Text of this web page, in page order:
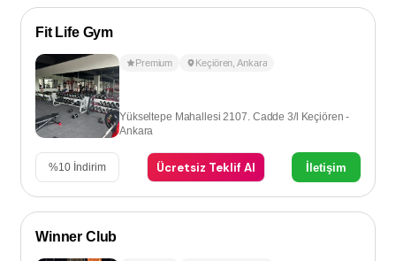
Fit Life Gym
Premium Keçiören ,Ankara
Yükseltepe Mahallesi 2107. Cadde 3/l Keçiören -
Ankara
%10 İndirim Ücretsiz Teklif Al İletişim
Winner Club